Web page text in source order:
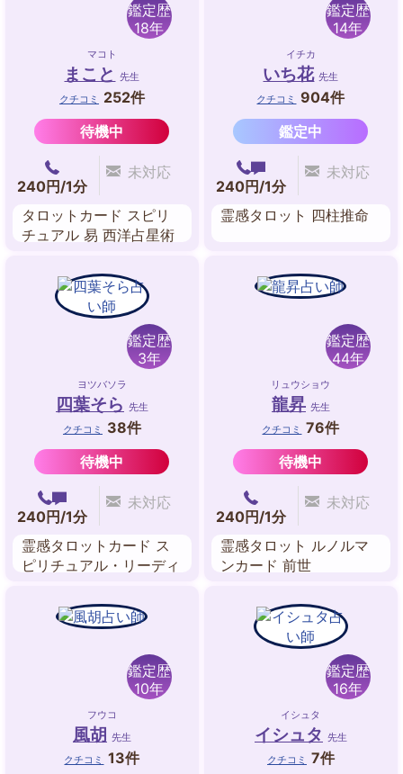
鑑定歴
18年
マコト
まこと 先生
クチコミ
252件
待機中
240円/1分
未対応
タロットカード スピリ
チュアル 易 西洋占星術
鑑定歴
14年
イチカ
いち花 先生
クチコミ
904件
鑑定中
240円/1分
未対応
霊感タロット 四柱推命
鑑定歴
3年
ヨツバソラ
四葉そら 先生
クチコミ
38件
待機中
240円/1分
未対応
霊感タロットカード ス
ピリチュアル・リーディ
数秘術
鑑定歴
44年
リュウショウ
龍昇 先生
クチコミ
76件
待機中
240円/1分
未対応
霊感タロット ルノルマ
ンカード 前世
鑑定歴
10年
フウコ
風胡 先生
クチコミ
13件
鑑定歴
16年
イシュタ
イシュタ 先生
クチコミ 7件